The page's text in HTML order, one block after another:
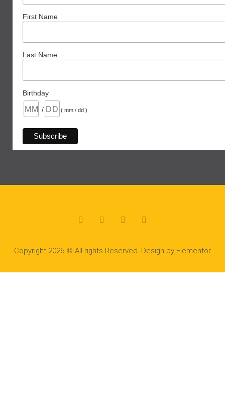
First Name
Last Name
Birthday
/ ( mm / dd )
Copyright 2026 © All rights Reserved. Design by Elementor